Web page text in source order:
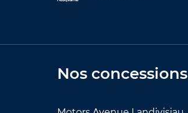
Nos concessions